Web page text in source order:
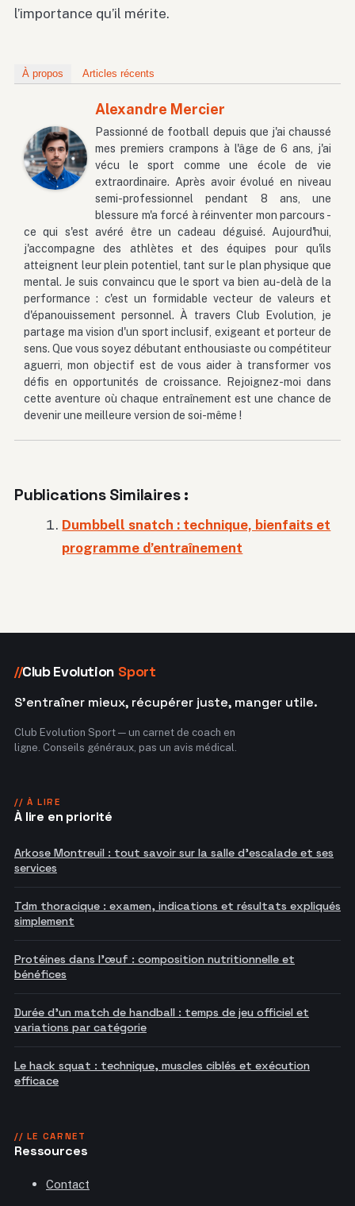
l’importance qu’il mérite.
À propos Articles récents
Alexandre Mercier
Passionné de football depuis que j'ai chaussé
mes premiers crampons à l'âge de 6 ans, j'ai
vécu le sport comme une école de vie
extraordinaire. Après avoir évolué en niveau
semi-professionnel pendant 8 ans, une
blessure m'a forcé à réinventer mon parcours -
ce qui s'est avéré être un cadeau déguisé. Aujourd'hui,
j'accompagne des athlètes et des équipes pour qu'ils
atteignent leur plein potentiel, tant sur le plan physique que
mental. Je suis convaincu que le sport va bien au-delà de la
performance : c'est un formidable vecteur de valeurs et
d'épanouissement personnel. À travers Club Evolution, je
partage ma vision d'un sport inclusif, exigeant et porteur de
sens. Que vous soyez débutant enthousiaste ou compétiteur
aguerri, mon objectif est de vous aider à transformer vos
défis en opportunités de croissance. Rejoignez-moi dans
cette aventure où chaque entraînement est une chance de
devenir une meilleure version de soi-même !
Publications Similaires :
Dumbbell snatch : technique, bienfaits et
programme d’entraînement
//Club Evolution Sport
S'entraîner mieux, récupérer juste, manger utile.
Club Evolution Sport — un carnet de coach en
ligne. Conseils généraux, pas un avis médical.
// À LIRE
À lire en priorité
Arkose Montreuil : tout savoir sur la salle d'escalade et ses
services
Tdm thoracique : examen, indications et résultats expliqués
simplement
Protéines dans l'œuf : composition nutritionnelle et
bénéfices
Durée d'un match de handball : temps de jeu officiel et
variations par catégorie
Le hack squat : technique, muscles ciblés et exécution
efficace
// LE CARNET
Ressources
Contact